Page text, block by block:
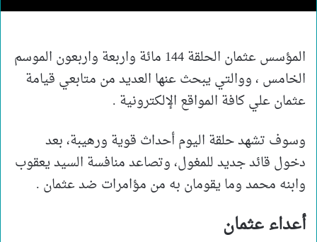
المؤسس عثمان الحلقة 144 مائة واربعة واربعون الموسم
الخامس ، ووالتي يبحث عنها العديد من متابعي قيامة
عثمان علي كافة المواقع الإلكترونية .
وسوف تشهد حلقة اليوم أحداث قوية ورهيبة، بعد
دخول قائد جديد للمغول، وتصاعد منافسة السيد يعقوب
وابنه محمد وما يقومان به من مؤامرات ضد عثمان .
أعداء عثمان